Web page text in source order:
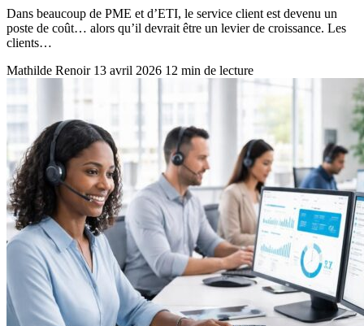
Dans beaucoup de PME et d’ETI, le service client est devenu un
poste de coût… alors qu’il devrait être un levier de croissance. Les
clients…
Mathilde Renoir 13 avril 2026 12 min de lecture